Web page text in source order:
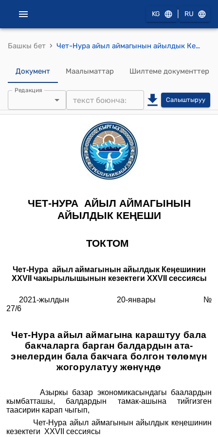
KG RU
Башкы бет › Чет-Нура айыл аймагынын айылдык Кеӊешинин 2021-жылдын 20-январындагы № 27/6 "Чет-Нура айыл аймагына караштуу бала бакчаларга барган балдардын ата-энелердин бала бакчага болгон төлөмүн жогорулатуу жөнүндө" токтому
Документ Маалыматтар Шилтеме документтер
Редакция
Салыштыруу